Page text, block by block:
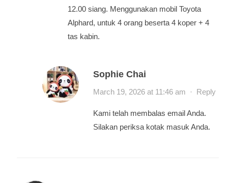
12.00 siang. Menggunakan mobil Toyota
Alphard, untuk 4 orang beserta 4 koper + 4
tas kabin.
Sophie Chai
March 19, 2026 at 11:46 am · Reply
Kami telah membalas email Anda.
Silakan periksa kotak masuk Anda.